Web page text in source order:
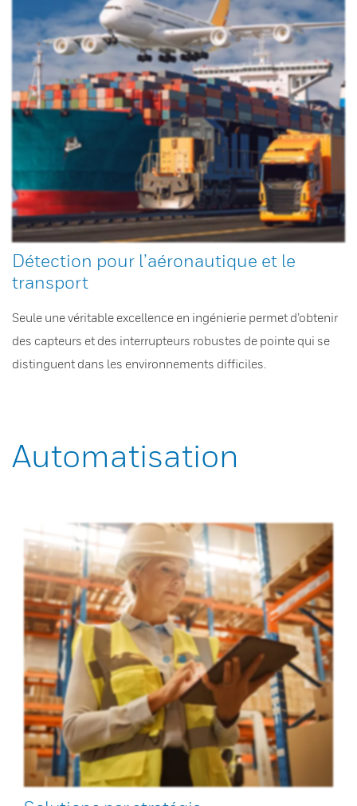
Détection pour l’aéronautique et le
transport
Seule une véritable excellence en ingénierie permet d’obtenir
des capteurs et des interrupteurs robustes de pointe qui se
distinguent dans les environnements difficiles.
Automatisation